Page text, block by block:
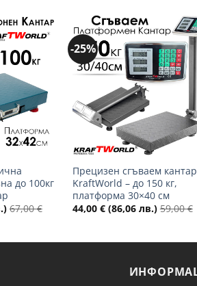
Добави
в
до 100кг
67,00€
-25%
в
Прецизен сгъваем кантар
KraftWorld – до 150 кг,
платформа 30×40 см
44,00 € (86,06 лв.) 59,00€